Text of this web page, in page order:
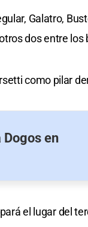
Galatro,
dos entre los
como pilar
en
el lugar del